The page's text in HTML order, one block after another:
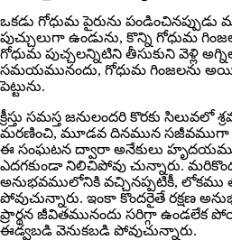
ఒకడు గోధుమ పైరును పండించినప్పుడు
పుచ్చులుగా ఉండును, కొన్ని గోధుమ
గోధుమ పుచ్చలన్నిటిని తీసుకుని వెళ్లి
సమయమునందు, గోధుమ గింజలను
పెట్టును.
క్రీస్తు సమస్త జనులందరి కొరకు సిలువలో
మరణించి, మూడవ దినమున సజీవముగా
ఈ సంఘటన ద్వారా అనేకులు
ఎదగకుండా నిలిచిపోవు చున్నారు.
అనుభవములోనికి వచ్చినప్పటికీ, లోకము
పోవుచున్నారు. ఇంకా కొందరైతే రక్షణ
ప్రార్థన జీవితమునందు సరిగ్గా ఉండలేక
ఈడ్వబడి వెనుకబడి పోవుచున్నారు.